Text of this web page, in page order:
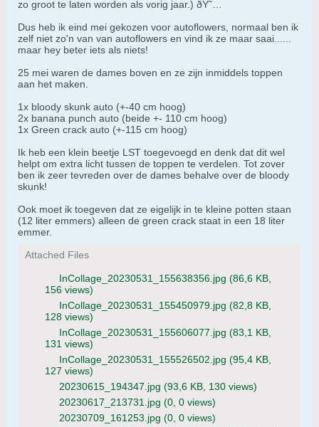
zo groot te laten worden als vorig jaar.) ðŸ˜…
Dus heb ik eind mei gekozen voor autoflowers, normaal ben ik
zelf niet zo'n van van autoflowers en vind ik ze maar saai......
maar hey beter iets als niets!
25 mei waren de dames boven en ze zijn inmiddels toppen
aan het maken.
1x bloody skunk auto (+-40 cm hoog)
2x banana punch auto (beide +- 110 cm hoog)
1x Green crack auto (+-115 cm hoog)
Ik heb een klein beetje LST toegevoegd en denk dat dit wel
helpt om extra licht tussen de toppen te verdelen. Tot zover
ben ik zeer tevreden over de dames behalve over de bloody
skunk!
Ook moet ik toegeven dat ze eigelijk in te kleine potten staan
(12 liter emmers) alleen de green crack staat in een 18 liter
emmer.
Attached Files
InCollage_20230531_155638356.jpg (86,6 KB,
156 views)
InCollage_20230531_155450979.jpg (82,8 KB,
128 views)
InCollage_20230531_155606077.jpg (83,1 KB,
131 views)
InCollage_20230531_155526502.jpg (95,4 KB,
127 views)
20230615_194347.jpg (93,6 KB, 130 views)
20230617_213731.jpg (0, 0 views)
20230709_161253.jpg (0, 0 views)